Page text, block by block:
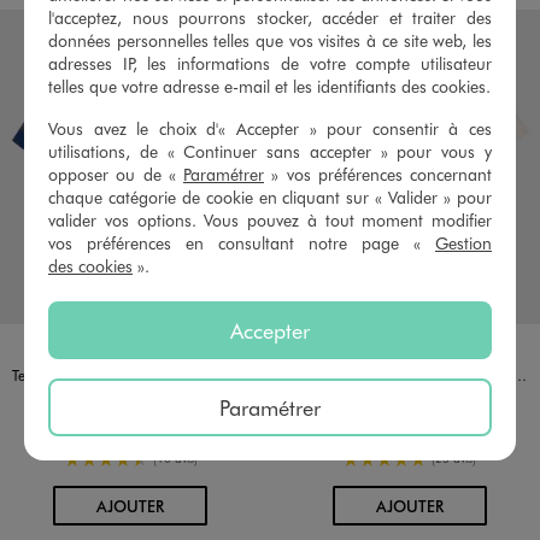
Disponible en 1 coloris
Tee-shirt de basket à manches courtes garçon - Sonic The Hedgehog
-50% sur le 2ème produit d'été
4.5/5 de moyenne
(10 avis)
AJOUTERAU PANIER
Disponible en 1 coloris
Tee-shirt manches courtes avec motif « Lakers Los Angeles » garçon
-50% sur le 2ème produit d'été
5/5 de moyenne
(25 avis)
AJOUTERAU PANIER
l'acceptez, nous pourrons stocker, accéder et traiter des
données personnelles telles que vos visites à ce site web, les
adresses IP, les informations de votre compte utilisateur
telles que votre adresse e-mail et les identifiants des cookies.
Vous avez le choix d'« Accepter » pour consentir à ces
utilisations, de « Continuer sans accepter » pour vous y
opposer ou de « Paramétrer » vos préférences concernant
chaque catégorie de cookie en cliquant sur « Valider » pour
valider vos options. Vous pouvez à tout moment modifier
vos préférences en consultant notre page « Gestion
des cookies ».
Accepter
Paramétrer